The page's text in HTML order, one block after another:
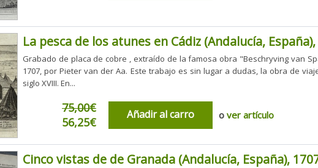
La pesca de los atunes en Cádiz (Andalucía,
Grabado de placa de cobre , extraído de la famosa obra "Beschryving van
1707, por Pieter van der Aa. Este trabajo es sin lugar a dudas, la obra de
siglo XVIII. En...
75,00€
56,25€
Añadir al carro o ver artículo
Cinco vistas de de Granada (Andalucía, España),